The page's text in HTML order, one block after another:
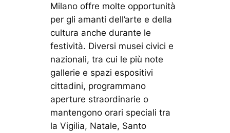
Milano offre molte opportunità
per gli amanti dell’arte e della
cultura anche durante le
festività. Diversi musei civici e
nazionali, tra cui le più note
gallerie e spazi espositivi
cittadini, programmano
aperture straordinarie o
mantengono orari speciali tra
la Vigilia, Natale, Santo